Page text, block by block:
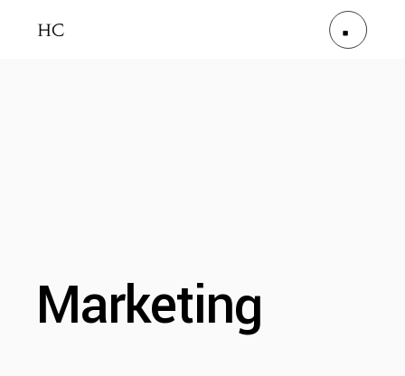
Marketing